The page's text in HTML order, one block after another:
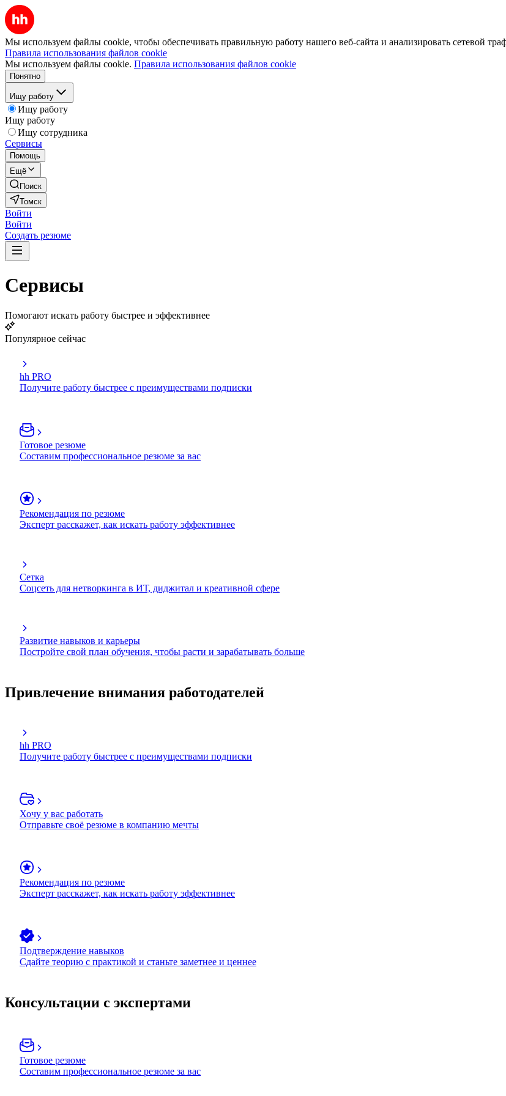
Мы используем файлы cookie, чтобы обеспечивать правильную работу нашего веб-сайта и анализировать сетевой
Правила использования файлов cookie
Мы используем файлы cookie. Правила использования файлов cookie
Понятно
Ищу работу
Ищу работу
Ищу работу
Ищу сотрудника
Сервисы
Помощь
Ещё
Поиск
Томск
Войти
Войти
Создать резюме
Сервисы
Помогают искать работу быстрее и эффективнее
Популярное сейчас
hh PRO
Получите работу быстрее с преимуществами подписки
Готовое резюме
Составим профессиональное резюме за вас
Рекомендация по резюме
Эксперт расскажет, как искать работу эффективнее
Сетка
Соцсеть для нетворкинга в ИТ, диджитал и креативной сфере
Развитие навыков и карьеры
Постройте свой план обучения, чтобы расти и зарабатывать больше
Привлечение внимания работодателей
hh PRO
Получите работу быстрее с преимуществами подписки
Хочу у вас работать
Отправьте своё резюме в компанию мечты
Рекомендация по резюме
Эксперт расскажет, как искать работу эффективнее
Подтверждение навыков
Сдайте теорию с практикой и станьте заметнее и ценнее
Консультации с экспертами
Готовое резюме
Составим профессиональное резюме за вас